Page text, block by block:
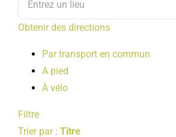
Obtenir des directions
Par transport en commun
A pied
À vélo
Filtre
Trier par : Titre